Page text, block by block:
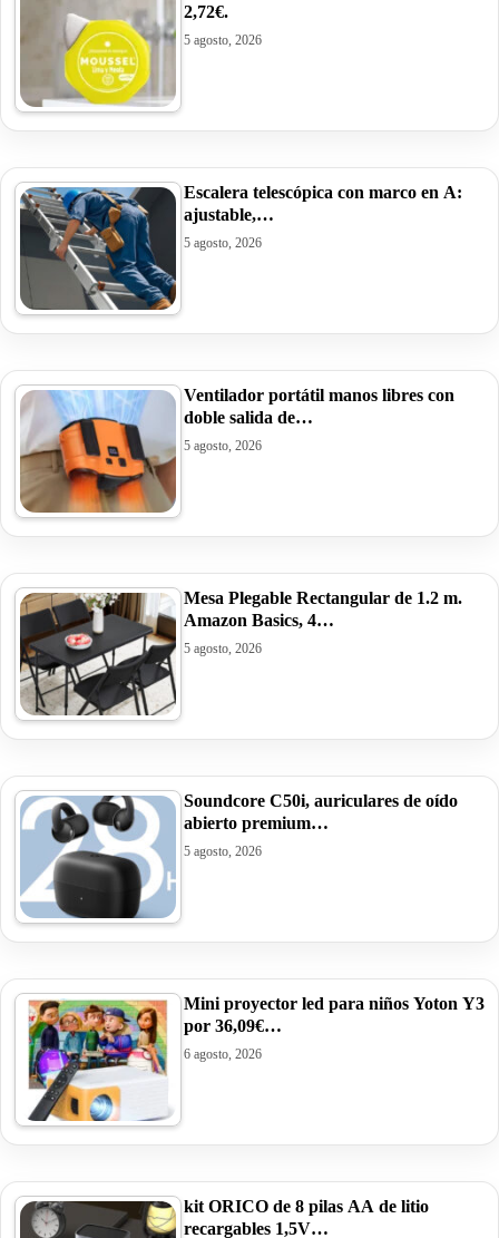
2,72€.
5 agosto, 2026
Escalera telescópica con marco en A:
ajustable,…
5 agosto, 2026
Ventilador portátil manos libres con
doble salida de…
5 agosto, 2026
Mesa Plegable Rectangular de 1.2 m.
Amazon Basics, 4…
5 agosto, 2026
Soundcore C50i, auriculares de oído
abierto premium…
5 agosto, 2026
Mini proyector led para niños Yoton Y3
por 36,09€…
6 agosto, 2026
kit ORICO de 8 pilas AA de litio
recargables 1,5V…